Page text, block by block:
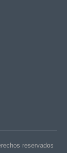
reservados